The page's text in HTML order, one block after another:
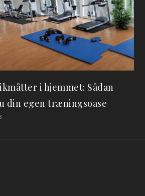
i hjemmet: Sådan
din egen træningsoase